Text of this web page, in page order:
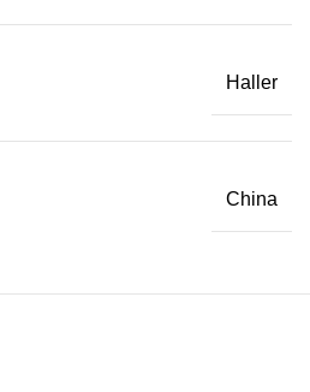
Haller
China